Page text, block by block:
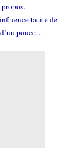
propos.
tacite de
d’un pouce…